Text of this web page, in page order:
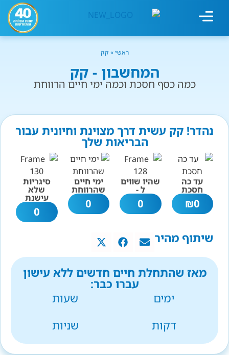
ראשי» קק
המחשבון - קק
כמה כסף חסכת וכמה ימי חיים הרווחת
נהדר! קק עשית דרך מצוינת וחיונית עבור
הבריאות שלך
עד כה
חסכת
0
₪
שהיו שווים
ל -
0
ימי חיים
שהרווחת
0
סיגריות
שלא
עישנת
0
שיתוף מהיר
מאז שהתחלת חיים חדשים ללא עישון
עברו כבר:
ימים
שעות
דקות
שניות